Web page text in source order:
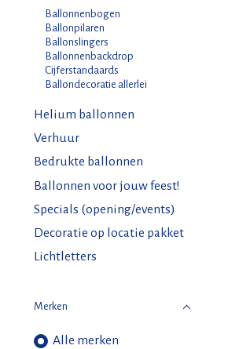
Ballonnenbogen
Ballonpilaren
Ballonslingers
Ballonnenbackdrop
Cijferstandaards
Ballondecoratie allerlei
Helium ballonnen
Verhuur
Bedrukte ballonnen
Ballonnen voor jouw feest!
Specials (opening/events)
Decoratie op locatie pakket
Lichtletters
Merken
Alle merken